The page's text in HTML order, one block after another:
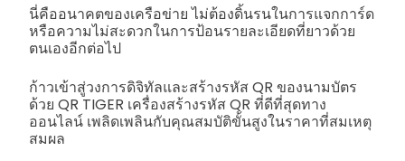
นี่คืออนาคตของเครือข่าย ไม่ต้องดิ้นรนในการแจกการ์ด
หรือความไม่สะดวกในการป้อนรายละเอียดที่ยาวด้วย
ตนเองอีกต่อไป
ก้าวเข้าสู่วงการดิจิทัลและสร้างรหัส QR ของนามบัตร
ด้วย QR TIGER เครื่องสร้างรหัส QR ที่ดีที่สุดทาง
ออนไลน์ เพลิดเพลินกับคุณสมบัติขั้นสูงในราคาที่สมเหตุ
สมผล